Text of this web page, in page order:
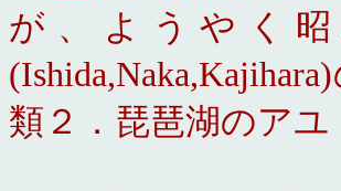
が、ようやく
類２．琵琶湖のアユ